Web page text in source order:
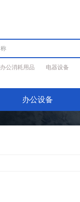
办公消耗用品 电器设备
办公设备